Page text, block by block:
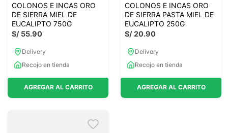
COLONOS E INCAS ORO
DE SIERRA MIEL DE
EUCALIPTO 750G
S/ 55.90
Delivery
Recojo en tienda
AGREGAR AL CARRITO
COLONOS E INCAS ORO
DE SIERRA PASTA MIEL DE
EUCALIPTO 250G
S/20.90
Delivery
Recojo en tienda
AGREGAR AL CARRITO